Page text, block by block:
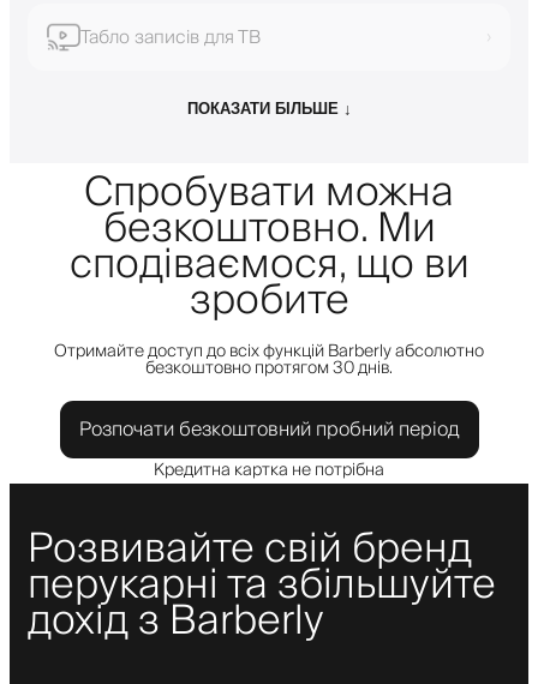
Табло записів для ТВ ›
ПОКАЗАТИ БІЛЬШЕ ↓
Спробувати можна
безкоштовно. Ми
сподіваємося, що ви
зробите
Отримайте доступ до всіх функцій Barberly абсолютно
безкоштовно протягом 30 днів.
Розпочати безкоштовний пробний період
Кредитна картка не потрібна
Розвивайте свій бренд
перукарні та збільшуйте
дохід з Barberly